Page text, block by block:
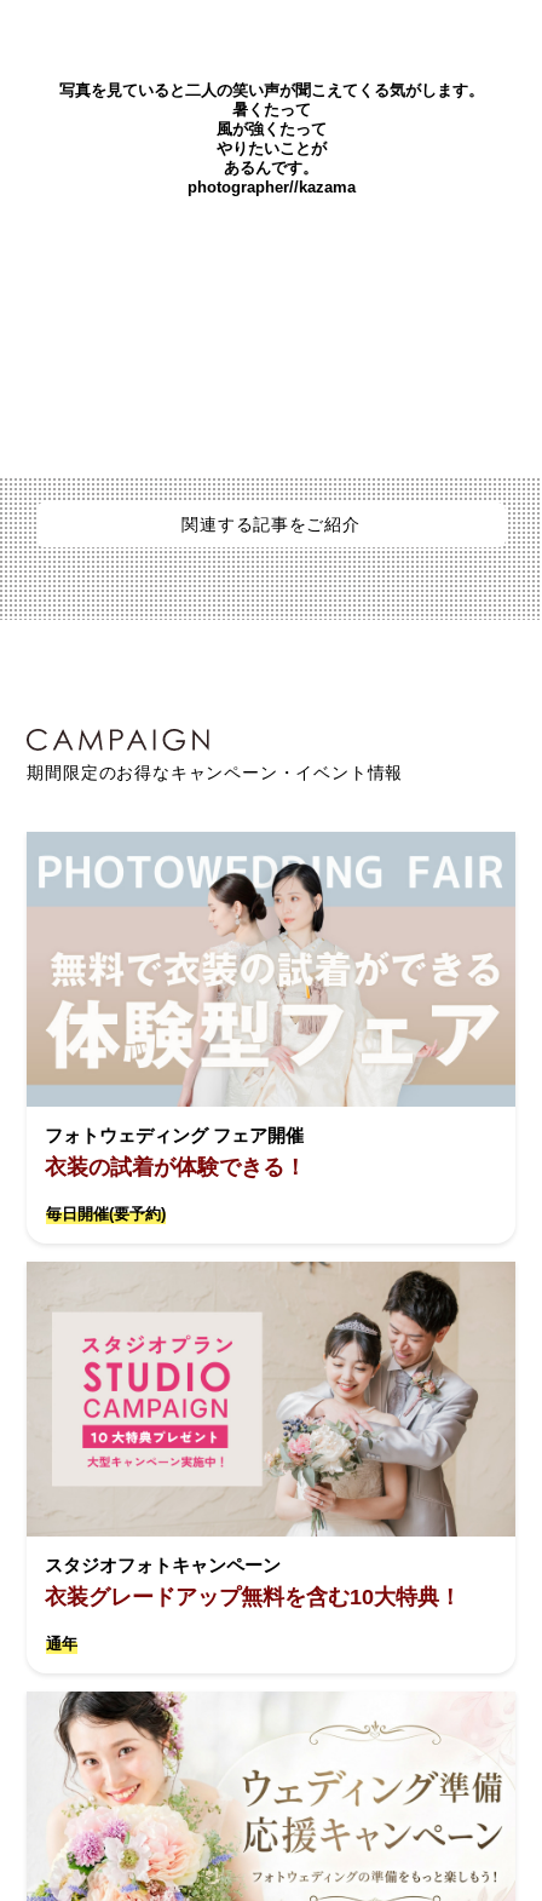
写真を見ていると二人の笑い声が聞こえてくる気がします。
暑くたって
風が強くたって
やりたいことが
あるんです。
photographer//kazama
関連する記事をご紹介
期間限定のお得なキャンペーン・イベント情報
フォトウェディング フェア開催
衣装の試着が体験できる！
毎日開催(要予約)
スタジオフォトキャンペーン
衣装グレードアップ無料を含む10大特典！
通年